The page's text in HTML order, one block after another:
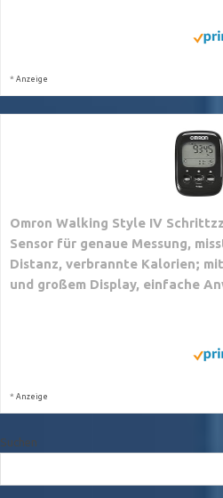
* Anzeige
Omron Walking Style IV
Sensor für genaue Messung,
Distanz, verbrannte Kalorien;
und großem Display, einfache
* Anzeige
Suchen